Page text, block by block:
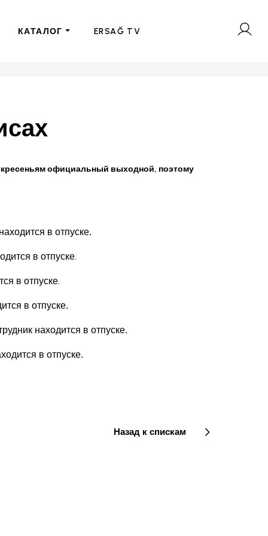
КАТАЛОГ ERSAĞ TV
официальный выходной, поэтому
в отпуске.
в отпуске.
в отпуске.
в отпуске.
находится в отпуске.
в отпуске.
Назад к спискам